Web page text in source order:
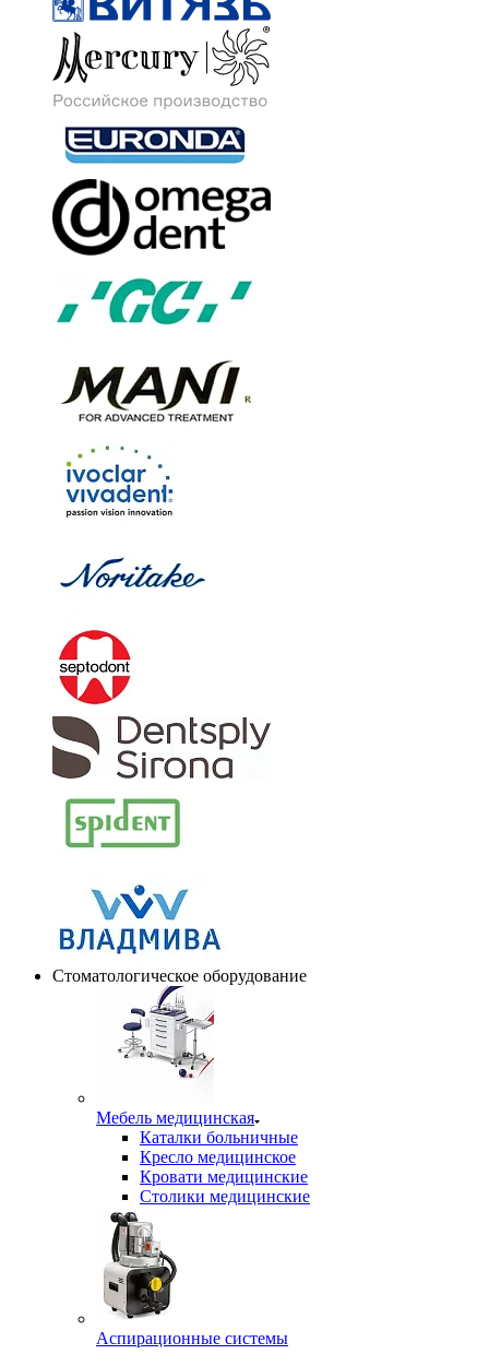
Стоматологическое оборудование
Мебель медицинская
Каталки больничные
Кресло медицинское
Кровати медицинские
Столики медицинские
Аспирационные системы